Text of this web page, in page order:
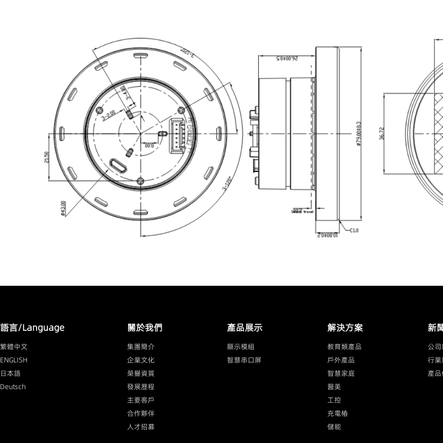
語言/Language
繁體中文
ENGLISH
日本語
Deutsch
關於我們
集團簡介
企業文化
榮譽資質
發展歷程
主要客戶
合作夥伴
人才招募
產品展示
顯示模組
智慧串口屏
解決方案
教育類產品
戶外產品
智慧家庭
醫美
工控
充電樁
儲能
新
公
行
產